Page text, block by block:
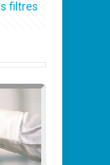
filtres